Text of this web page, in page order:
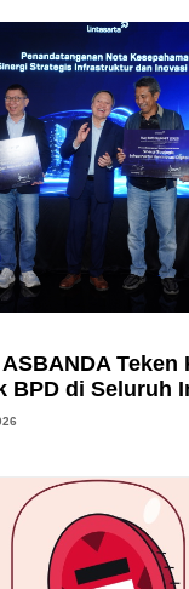
Teken
BPD di Seluruh